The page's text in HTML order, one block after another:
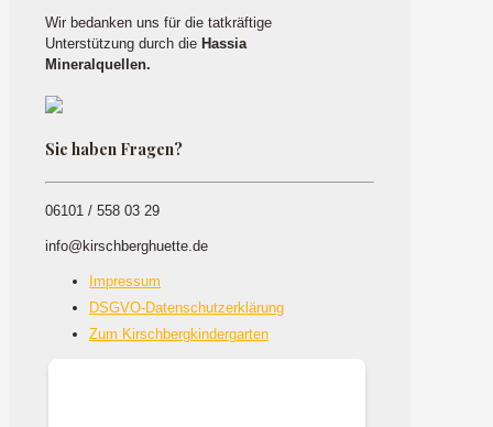
Wir bedanken uns für die tatkräftige
Unterstützung durch die Hassia
Mineralquellen.
Sie haben Fragen?
06101 / 558 03 29
info@kirschberghuette.de
Impressum
DSGVO-Datenschutzerklärung
Zum Kirschbergkindergarten